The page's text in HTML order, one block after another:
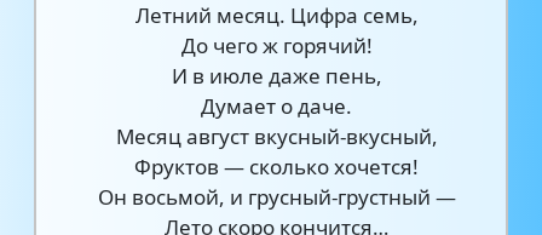
Летний месяц. Цифра семь,
До чего ж горячий!
И в июле даже пень,
Думает о даче.
Месяц август вкусный-вкусный,
Фруктов — сколько хочется!
Он восьмой, и грусный-грустный —
Лето скоро кончится…